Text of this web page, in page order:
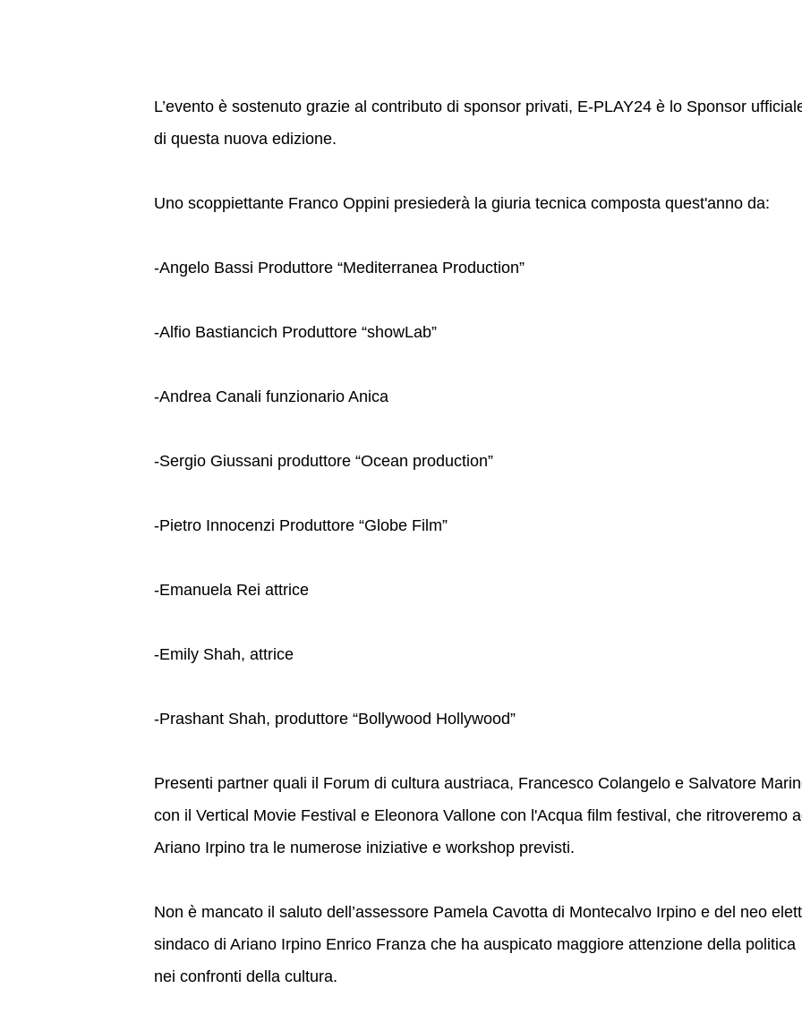
L’evento è sostenuto grazie al contributo di sponsor privati, E-PLAY24 è lo Sponsor
di questa nuova edizione.
Uno scoppiettante Franco Oppini presiederà la giuria tecnica composta quest'anno da:
-Angelo Bassi Produttore “Mediterranea Production”
-Alfio Bastiancich Produttore “showLab”
-Andrea Canali funzionario Anica
-Sergio Giussani produttore “Ocean production”
-Pietro Innocenzi Produttore “Globe Film”
-Emanuela Rei attrice
-Emily Shah, attrice
-Prashant Shah, produttore “Bollywood Hollywood”
Presenti partner quali il Forum di cultura austriaca, Francesco Colangelo e Salvatore
con il Vertical Movie Festival e Eleonora Vallone con l'Acqua film festival, che ritroveremo
Ariano Irpino tra le numerose iniziative e workshop previsti.
Non è mancato il saluto dell’assessore Pamela Cavotta di Montecalvo Irpino e del neo
sindaco di Ariano Irpino Enrico Franza che ha auspicato maggiore attenzione della politica
nei confronti della cultura.